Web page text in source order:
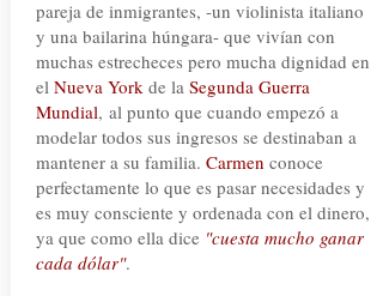
pareja de inmigrantes, -un violinista italiano
y una bailarina húngara- que vivían con
muchas estrecheces pero mucha dignidad en
el Nueva Yorkde la Segunda Guerra
Mundial, al punto que cuando empezó a
modelar todos sus ingresos se destinaban a
mantener a su familia. Carmen conoce
perfectamente lo que es pasar necesidades y
es muy consciente y ordenada con el dinero,
ya que como ella dice "cuesta mucho ganar
cada dólar".